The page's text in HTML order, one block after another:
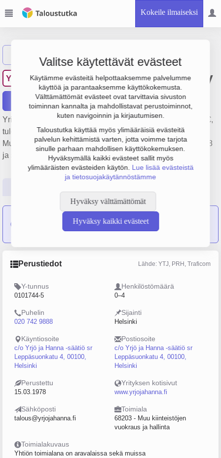
Kokeile ilmaiseksi
Valitse käytettävät evästeet
Käytämme evästeitä helpottaaksemme palvelumme
käyttöä ja parantaaksemme käyttökokemusta.
Välttämättömät evästeet ovat tarvittavia sivuston
toiminnan kannalta ja mahdollistavat perustoiminnot,
kuten navigoinnin ja kirjautumisen.
Taloustutka käyttää myös ylimääräisiä evästeitä
palvelun kehittämistä varten, jotta voimme tarjota
sinulle parhaan mahdollisen käyttökokemuksen.
Hyväksymällä kaikki evästeet sallit myös
ylimääräisten evästeiden käytön. Lue lisää evästeistä
ja tietosuojakäytännöstämme
Hyväksy välttämättömät
Hyväksy kaikki evästeet
YJ Yrjö ja Hanna Kiinteistöt Oy
Raportit
Yrityksen Yrjö ja Hanna Kiinteistöt Oy liikevaihto on 4 milj. €,
tulos -1.4 milj. € ja henkilöstömäärä 0. Sen päätoimiala on
Muu kiinteistöjen vuokraus ja hallinta, perustamisvuosi 1978
ja sijainti Helsinki. Yrityksen yhtiömuoto Osakeyhtiö (OY).
on sulautunut yritykseen Yrjö ja Hanna
Kiinteistöt Oy
Perustiedot Lähde: YTJ, PRH, Traficom
Y-tunnus
0101744-5
Henkilöstömäärä
0–4
Puhelin
020 742 9888
Sijainti
Helsinki
Käyntiosoite
c/o Yrjö ja Hanna -säätiö sr
Leppäsuonkatu 4, 00100,
Helsinki
Postiosoite
c/o Yrjö ja Hanna -säätiö sr
Leppäsuonkatu 4, 00100,
Helsinki
Perustettu
15.03.1978
Yrityksen kotisivut
www.yrjojahanna.fi
Sähköposti
talous@yrjojahanna.fi
Toimiala
68203 - Muu kiinteistöjen
vuokraus ja hallinta
Toimialakuvaus
Yhtiön toimialana on aravalaissa sekä muissa